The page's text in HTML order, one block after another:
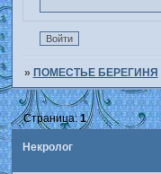
» ПОМЕСТЬЕ БЕРЕГИНЯ
Некролог
Страница:1